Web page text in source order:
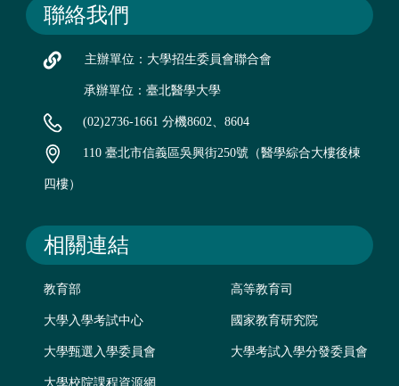
聯絡我們
主辦單位：大學招生委員會聯合會
承辦單位：臺北醫學大學
(02)2736-1661 分機8602、8604
110 臺北市信義區吳興街250號（醫學綜合大樓後棟
四樓）
相關連結
教育部 高等教育司
大學入學考試中心 國家教育研究院
大學甄選入學委員會 大學考試入學分發委員會
大學校院課程資源網